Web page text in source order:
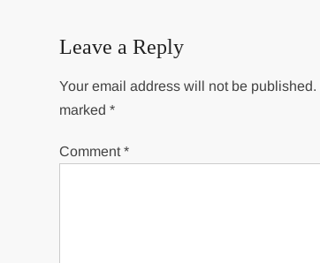
Leave a Reply
Your email address will not be published.
marked*
Comment*